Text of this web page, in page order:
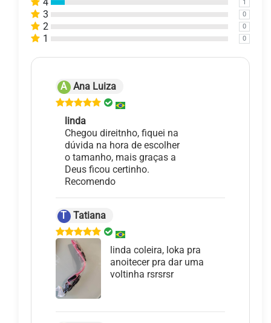
4 1
3 0
2 0
1 0
A Ana Luiza
linda
Chegou direitnho, fiquei na
dúvida na hora de escolher
o tamanho, mais graças a
Deus ficou certinho.
Recomendo
T Tatiana
linda coleira, loka pra
anoitecer pra dar uma
voltinha rsrsrsr